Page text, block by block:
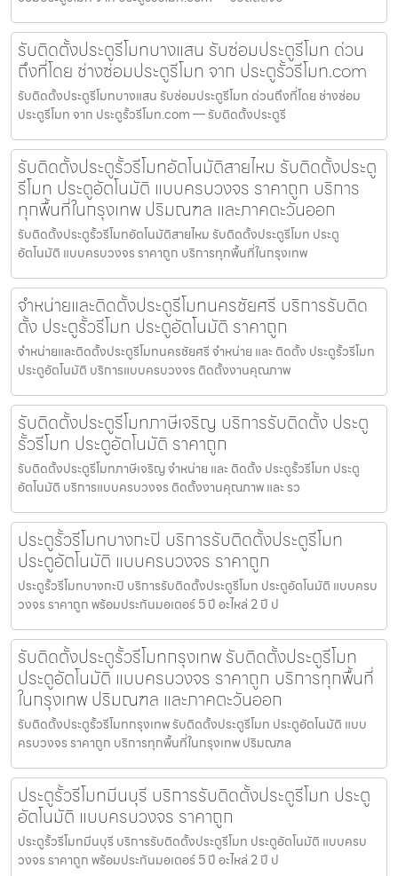
รับติดตั้งประตูรีโมทบางแสน รับซ่อมประตูรีโมท ด่วน
ถึงที่โดย ช่างซ่อมประตูรีโมท จาก ประตูรั้วรีโมท.com
รับติดตั้งประตูรีโมทบางแสน รับซ่อมประตูรีโมท ด่วนถึงที่โดย ช่างซ่อม
ประตูรีโมท จาก ประตูรั้วรีโมท.com — รับติดตั้งประตูรี
รับติดตั้งประตูรั้วรีโมทอัตโนมัติสายไหม รับติดตั้งประตู
รีโมท ประตูอัตโนมัติ แบบครบวงจร ราคาถูก บริการ
ทุกพื้นที่ในกรุงเทพ ปริมณฑล และภาคตะวันออก
รับติดตั้งประตูรั้วรีโมทอัตโนมัติสายไหม รับติดตั้งประตูรีโมท ประตู
อัตโนมัติ แบบครบวงจร ราคาถูก บริการทุกพื้นที่ในกรุงเทพ
จำหน่ายและติดตั้งประตูรีโมทนครชัยศรี บริการรับติด
ตั้ง ประตูรั้วรีโมท ประตูอัตโนมัติ ราคาถูก
จำหน่ายและติดตั้งประตูรีโมทนครชัยศรี จำหน่าย และ ติดตั้ง ประตูรั้วรีโมท
ประตูอัตโนมัติ บริการแบบครบวงจร ติดตั้งงานคุณภาพ
รับติดตั้งประตูรีโมทภาษีเจริญ บริการรับติดตั้ง ประตู
รั้วรีโมท ประตูอัตโนมัติ ราคาถูก
รับติดตั้งประตูรีโมทภาษีเจริญ จำหน่าย และ ติดตั้ง ประตูรั้วรีโมท ประตู
อัตโนมัติ บริการแบบครบวงจร ติดตั้งงานคุณภาพ และ รว
ประตูรั้วรีโมทบางกะปิ บริการรับติดตั้งประตูรีโมท
ประตูอัตโนมัติ แบบครบวงจร ราคาถูก
ประตูรั้วรีโมทบางกะปิ บริการรับติดตั้งประตูรีโมท ประตูอัตโนมัติ แบบครบ
วงจร ราคาถูก พร้อมประกันมอเตอร์ 5 ปี อะไหล่ 2 ปี ป
รับติดตั้งประตูรั้วรีโมทกรุงเทพ รับติดตั้งประตูรีโมท
ประตูอัตโนมัติ แบบครบวงจร ราคาถูก บริการทุกพื้นที่
ในกรุงเทพ ปริมณฑล และภาคตะวันออก
รับติดตั้งประตูรั้วรีโมทกรุงเทพ รับติดตั้งประตูรีโมท ประตูอัตโนมัติ แบบ
ครบวงจร ราคาถูก บริการทุกพื้นที่ในกรุงเทพ ปริมณฑล
ประตูรั้วรีโมทมีนบุรี บริการรับติดตั้งประตูรีโมท ประตู
อัตโนมัติ แบบครบวงจร ราคาถูก
ประตูรั้วรีโมทมีนบุรี บริการรับติดตั้งประตูรีโมท ประตูอัตโนมัติ แบบครบ
วงจร ราคาถูก พร้อมประกันมอเตอร์ 5 ปี อะไหล่ 2 ปี ป